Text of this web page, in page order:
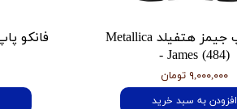
فانکو پاپ جیمز هتفیلد Metallica
- James (484)
۹,۰۰۰,۰۰۰ تومان
افزودن به سبد خرید